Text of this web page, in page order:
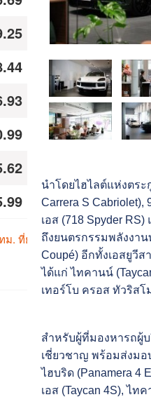
นำโดยไฮไลต์แห่งตระ
Carrera S Cabriolet),
เอส (718 Spyder
ถึงยนตรกรรมพลังงาน
Coupé) อีกทั้งเอสยูวี
ได้แก่ ไทคานน์
เทอร์โบ ครอส ทัวริสโ
สำหรับผู้ที่มองหารถผู้
เชี่ยวชาญ พร้อมส่งมอ
ไฮบริด (Panamera 4
เอส (Taycan 4S), ไท